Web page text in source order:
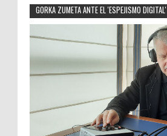
GORKA ZUMETA ANTE EL 'ESPEJISMO DIGITAL'